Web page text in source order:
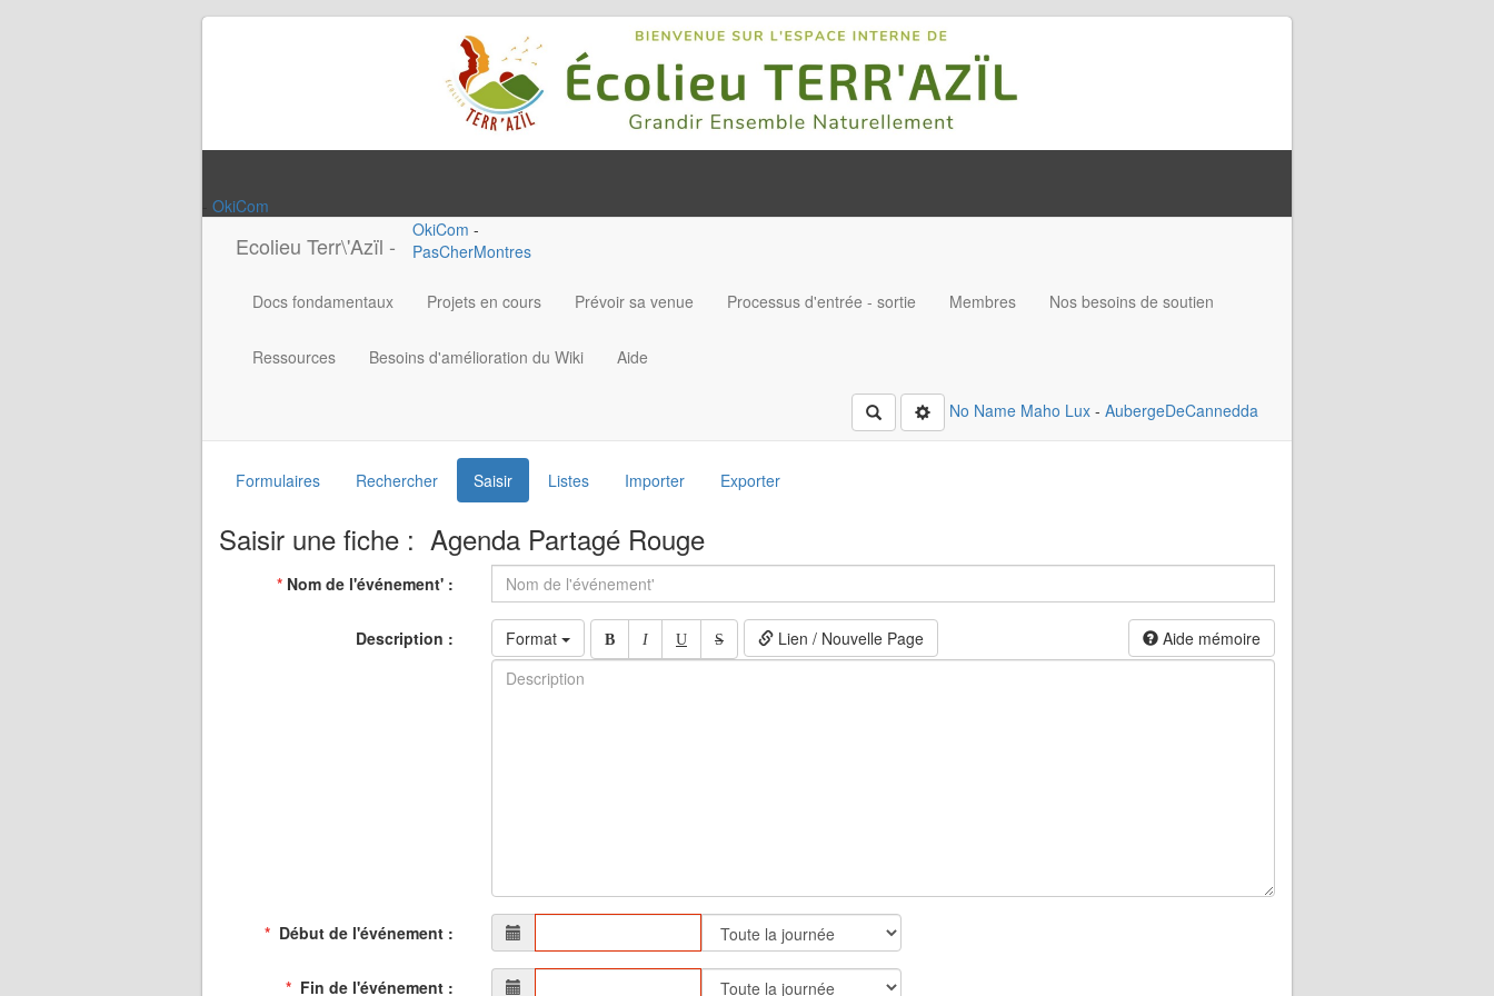
OkiCom
Ecolieu Terr\'Azïl -
OkiCom -
PasCherMontres
Docs fondamentaux Projets en cours Prévoir sa venue Processus d'entrée - sortie Membres Nos besoins de soutien
Ressources Besoins d'amélioration du Wiki Aide
Rechercher No Name Maho Lux - AubergeDeCannedda
Formulaires Rechercher Saisir Listes Importer Exporter
Saisir une fiche : Agenda Partagé Rouge
* Nom de l'événement' :
Description : Format B I U S Lien / Nouvelle Page Aide mémoire
* Début de l'événement :
* Fin de l'événement :